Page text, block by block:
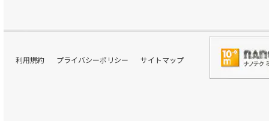
利用規約 プライバシーポリシー サイトマップ